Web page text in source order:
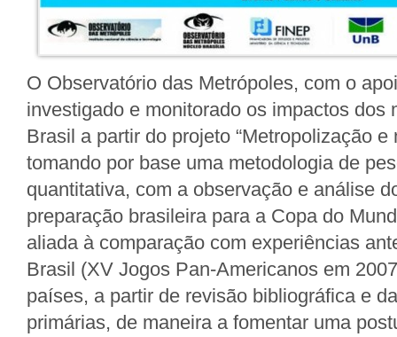
O Observatório das Metrópoles, com o
investigado e monitorado os impactos dos
Brasil a partir do projeto “Metropolização e
tomando por base uma metodologia de
quantitativa, com a observação e análise
preparação brasileira para a Copa do
aliada à comparação com experiências
Brasil (XV Jogos Pan-Americanos em
países, a partir de revisão bibliográfica e
primárias, de maneira a fomentar uma